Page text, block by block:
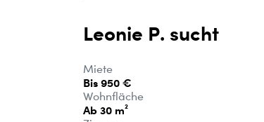
Leonie P. sucht
Miete
Bis 950 €
Wohnfläche
Ab 30 m²